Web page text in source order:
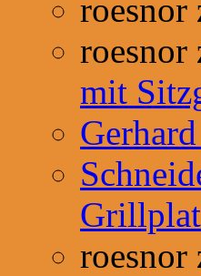
roesnor
roesnor
mit
roesnor